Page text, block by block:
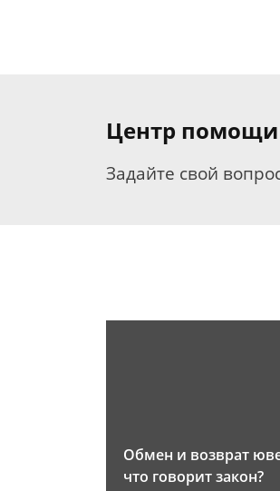
Центр помощи
Задайте свой
Обмен и возврат
что говорит закон?